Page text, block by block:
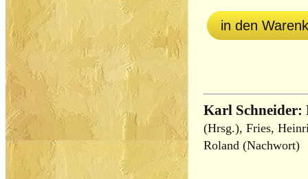
in den
Karl Schneider:
(Hrsg.), Fries,
Roland (Nachwort)